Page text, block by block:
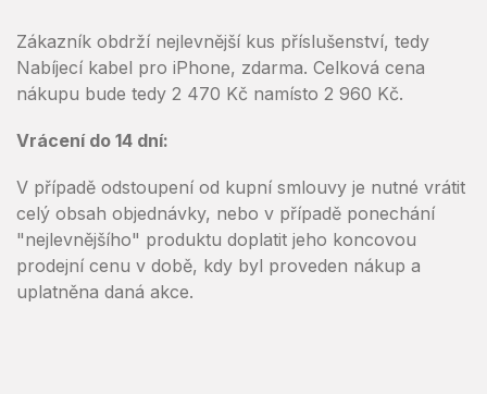
Zákazník obdrží nejlevnější kus příslušenství, tedy
Nabíjecí kabel pro iPhone, zdarma. Celková cena
nákupu bude tedy 2 470 Kč namísto 2 960 Kč.
Vrácení do 14 dní:
V případě odstoupení od kupní smlouvy je nutné vrátit
celý obsah objednávky, nebo v případě ponechání
"nejlevnějšího" produktu doplatit jeho koncovou
prodejní cenu v době, kdy byl proveden nákup a
uplatněna daná akce.